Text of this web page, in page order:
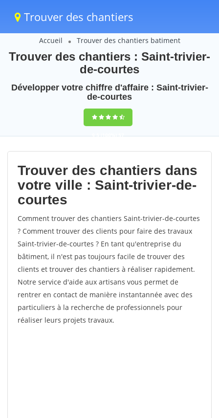
Trouver des chantiers
Accueil Trouver des chantiers batiment
Trouver des chantiers : Saint-trivier-
de-courtes
Développer votre chiffre d'affaire : Saint-trivier-
de-courtes
9,5(100%)57
votes
Trouver des chantiers dans
votre ville : Saint-trivier-de-
courtes
Comment trouver des chantiers Saint-trivier-de-courtes
? Comment trouver des clients pour faire des travaux
Saint-trivier-de-courtes ? En tant qu'entreprise du
bâtiment, il n'est pas toujours facile de trouver des
clients et trouver des chantiers à réaliser rapidement.
Notre service d'aide aux artisans vous permet de
rentrer en contact de manière instantannée avec des
particuliers à la recherche de professionnels pour
réaliser leurs projets travaux.